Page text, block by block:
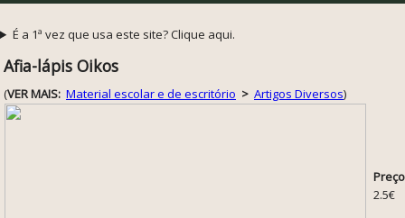
É a 1ª vez que usa este site? Clique aqui.
Afia-lápis Oikos
(VER MAIS: Material escolar e de escritório > Artigos Diversos)
2.5€